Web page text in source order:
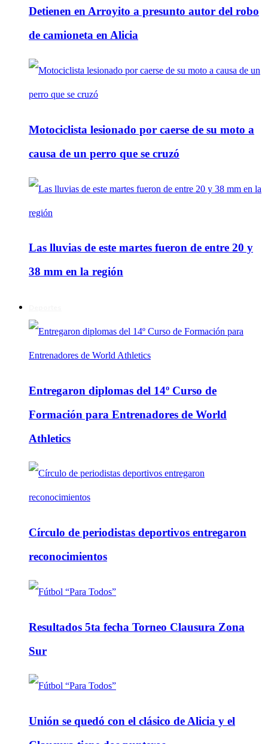
Detienen en Arroyito a presunto autor del robo
de camioneta en Alicia
Motociclista lesionado por caerse de su moto a
causa de un perro que se cruzó
Las lluvias de este martes fueron de entre 20 y
38 mm en la región
Entregaron diplomas del 14º Curso de
Formación para Entrenadores de World
Athletics
Círculo de periodistas deportivos entregaron
reconocimientos
Resultados 5ta fecha Torneo Clausura Zona
Sur
Unión se quedó con el clásico de Alicia y el